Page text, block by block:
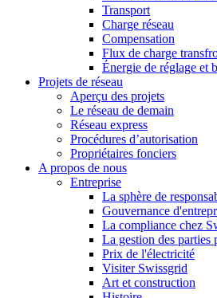
Transport
Charge réseau
Compensation
Flux de charge
Énergie de réglage et
Projets de réseau
Aperçu des projets
Le réseau de demain
Réseau express
Procédures d’autorisation
Propriétaires fonciers
A propos de nous
Entreprise
La sphère de
Gouvernance
La compliance chez
La gestion des parties
Prix de l'électricité
Visiter Swissgrid
Art et construction